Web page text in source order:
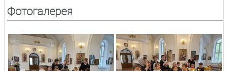
Фотогалерея